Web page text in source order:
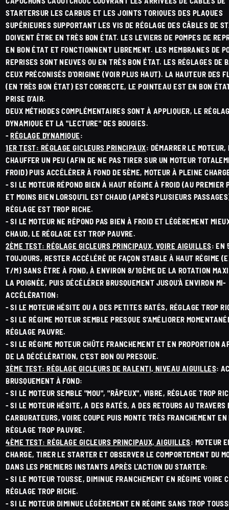
STARTERSUR LES CARBUS ET LES JOINTS TORIQUES DES PLAQUES
SUPÉRIEURES SUPPORTANT LES VIS DE RÉGLAGE DES CÂBLES DE
DOIVENT ÊTRE EN TRÈS BON ÉTAT. LES LEVIERS DE POMPES DE
EN BON ÉTAT ET FONCTIONNENT LIBREMENT. LES MEMBRANES DE
REPRISES SONT NEUVES OU EN TRÈS BON ÉTAT. LES RÉGLAGES DE
CEUX PRÉCONISÉS D'ORIGINE (VOIR PLUS HAUT). LA HAUTEUR DES
(EN TRÈS BON ÉTAT) EST CORRECTE, LE POINTEAU EST EN BON
PRISE D'AIR.
DEUX MÉTHODES COMPLÉMENTAIRES SONT À APPLIQUER, LE
DYNAMIQUE ET LA "LECTURE" DES BOUGIES.
-RÉGLAGE DYNAMIQUE:
1ER TEST: RÉGLAGE GICLEURS PRINCIPAUX: DÉMARRER LE MOTEUR,
CHAUFFER UN PEU (AFIN DE NE PAS TIRER SUR UN MOTEUR
FROID) PUIS ACCÉLÉRER À FOND DE 5ÈME, MOTEUR À PLEINE
- SI LE MOTEUR RÉPOND BIEN À HAUT RÉGIME À FROID (AU PREMIER
ET MOINS BIEN LORSQU'IL EST CHAUD (APRÈS PLUSIEURS
RÉGLAGE EST TROP RICHE.
- SI LE MOTEUR NE RÉPOND PAS BIEN À FROID ET LÉGÈREMENT
CHAUD, LE RÉGLAGE EST TROP PAUVRE.
2ÈME TEST: RÉGLAGE GICLEURS PRINCIPAUX, VOIRE AIGUILLES: EN
TOUJOURS, RESTER ACCÉLÉRÉ DE FAÇON STABLE À HAUT RÉGIME
T/M) SANS ÊTRE À FOND, À ENVIRON 8/10ÈME DE LA ROTATION
LA POIGNÉE, PUIS DÉCÉLÉRER BRUSQUEMENT JUSQU'À ENVIRON MI-
ACCÉLÉRATION:
- SI LE MOTEUR HÉSITE OU A DES PETITES RATÉS, RÉGLAGE TROP
- SI LE RÉGIME MOTEUR SEMBLE PRESQUE S'AMÉLIORER
RÉGLAGE PAUVRE.
- SI LE RÉGIME MOTEUR CHÛTE FRANCHEMENT ET EN PROPORTION
DE LA DÉCÉLÉRATION, C'EST BON OU PRESQUE.
3ÈME TEST: RÉGLAGE GICLEURS DE RALENTI, NIVEAU AIGUILLES:
BRUSQUEMENT À FOND:
- SI LE MOTEUR SEMBLE "MOU", "RÂPEUX", VIBRE, RÉGLAGE TROP
- SI LE MOTEUR HÉSITE, A DES RATÉS, A DES RETOURS AU TRAVERS
CARBURATEURS, VOIRE COUPE PUIS MONTE TRÈS FRANCHEMENT EN
RÉGLAGE TROP PAUVRE.
4ÈME TEST: RÉGLAGE GICLEURS PRINCIPAUX, AIGUILLES: MOTEUR
CHARGE, TIRER LE STARTER ET OBSERVER LE COMPORTEMENT DU
DANS LES PREMIERS INSTANTS APRÈS L'ACTION DU STARTER:
- SI LE MOTEUR TOUSSE, DIMINUE FRANCHEMENT EN RÉGIME VOIRE
RÉGLAGE TROP RICHE.
- SI LE MOTEUR DIMINUE LÉGÈREMENT EN RÉGIME SANS TROP